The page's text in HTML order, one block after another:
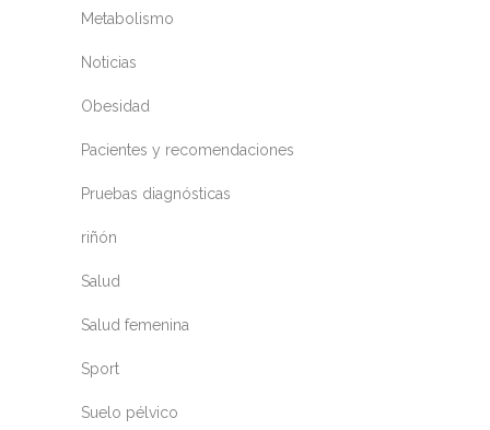
Metabolismo
Noticias
Obesidad
Pacientes y recomendaciones
Pruebas diagnósticas
riñón
Salud
Salud femenina
Sport
Suelo pélvico